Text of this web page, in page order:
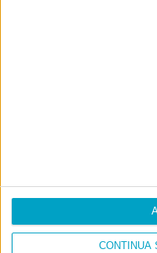
CONTINUA